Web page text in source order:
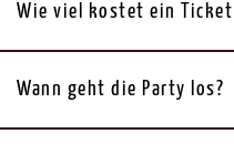
Wie viel kostet ein Ticket
Wann geht die Party los?